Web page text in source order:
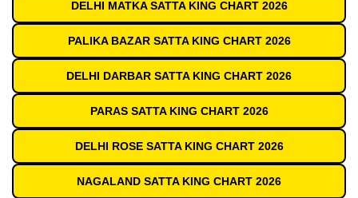
DELHI MATKA SATTA KING CHART 2026
PALIKA BAZAR SATTA KING CHART 2026
DELHI DARBAR SATTA KING CHART 2026
PARAS SATTA KING CHART 2026
DELHI ROSE SATTA KING CHART 2026
NAGALAND SATTA KING CHART 2026